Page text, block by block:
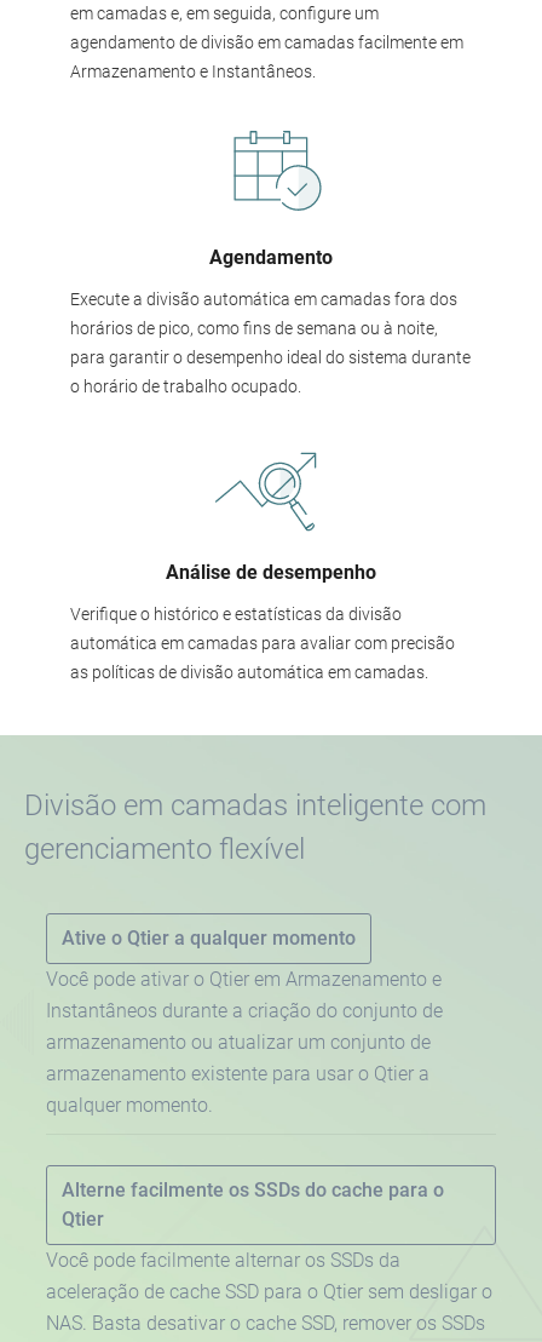
em camadas e, em seguida, configure um
agendamento de divisão em camadas facilmente em
Armazenamento e Instantâneos.
Agendamento
Execute a divisão automática em camadas fora dos
horários de pico, como fins de semana ou à noite,
para garantir o desempenho ideal do sistema durante
o horário de trabalho ocupado.
Análise de desempenho
Verifique o histórico e estatísticas da divisão
automática em camadas para avaliar com precisão
as políticas de divisão automática em camadas.
Divisão em camadas inteligente com
gerenciamento flexível
Ative o Qtier a qualquer momento
Você pode ativar o Qtier em Armazenamento e
Instantâneos durante a criação do conjunto de
armazenamento ou atualizar um conjunto de
armazenamento existente para usar o Qtier a
qualquer momento.
Alterne facilmente os SSDs do cache para o
Qtier
Você pode facilmente alternar os SSDs da
aceleração de cache SSD para o Qtier sem desligar o
NAS. Basta desativar o cache SSD, remover os SSDs